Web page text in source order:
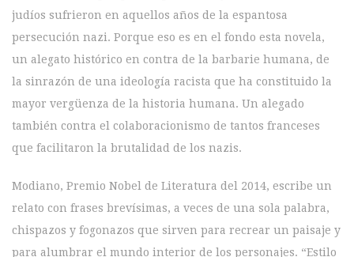
judíos sufrieron en aquellos años de la espantosa
persecución nazi. Porque eso es en el fondo esta novela,
un alegato histórico en contra de la barbarie humana, de
la sinrazón de una ideología racista que ha constituido la
mayor vergüenza de la historia humana. Un alegado
también contra el colaboracionismo de tantos franceses
que facilitaron la brutalidad de los nazis.
Modiano, Premio Nobel de Literatura del 2014, escribe un
relato con frases brevísimas, a veces de una sola palabra,
chispazos y fogonazos que sirven para recrear un paisaje y
para alumbrar el mundo interior de los personajes. “Estilo